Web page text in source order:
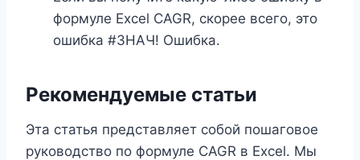
формуле Excel CAGR, скорее всего, это
ошибка #ЗНАЧ! Ошибка.
Рекомендуемые статьи
Эта статья представляет собой пошаговое
руководство по формуле CAGR в Excel. Мы